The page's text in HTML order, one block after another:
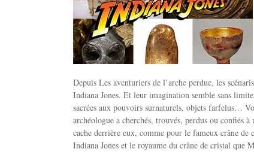
Depuis Les aventuriers de l’arche perdue, les
Indiana Jones. Et leur imagination semble sans
sacrées aux pouvoirs surnaturels, objets farfelus…
archéologue a cherchés, trouvés, perdus ou confiés
cache derrière eux, comme pour le fameux crâne de
Indiana Jones et le royaume du crâne de cristal que